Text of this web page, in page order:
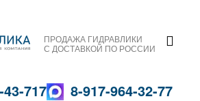
ПРОДАЖА ГИДРАВЛИКИ
С ДОСТАВКОЙ ПО РОССИИ
717 8-917-964-32-77